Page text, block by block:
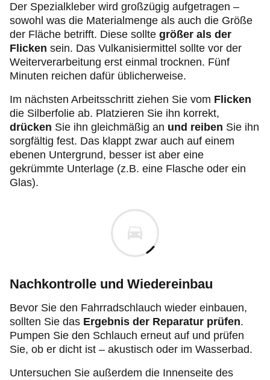
Der Spezialkleber wird großzügig aufgetragen –
sowohl was die Materialmenge als auch die Größe
der Fläche betrifft. Diese sollte größer als der
Flicken sein. Das Vulkanisiermittel sollte vor der
Weiterverarbeitung erst einmal trocknen. Fünf
Minuten reichen dafür üblicherweise.
Im nächsten Arbeitsschritt ziehen Sie vom Flicken
die Silberfolie ab. Platzieren Sie ihn korrekt,
drücken Sie ihn gleichmäßig an und reiben Sie ihn
sorgfältig fest. Das klappt zwar auch auf einem
ebenen Untergrund, besser ist aber eine
gekrümmte Unterlage (z.B. eine Flasche oder ein
Glas).
Nachkontrolle und Wiedereinbau
Bevor Sie den Fahrradschlauch wieder einbauen,
sollten Sie das Ergebnis der Reparatur prüfen.
Pumpen Sie den Schlauch erneut auf und prüfen
Sie, ob er dicht ist – akustisch oder im Wasserbad.
Untersuchen Sie außerdem die Innenseite des